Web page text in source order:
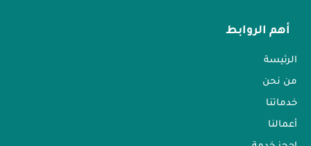
أهم الروابط
الرئيسة
من نحن
خدماتنا
أعمالنا